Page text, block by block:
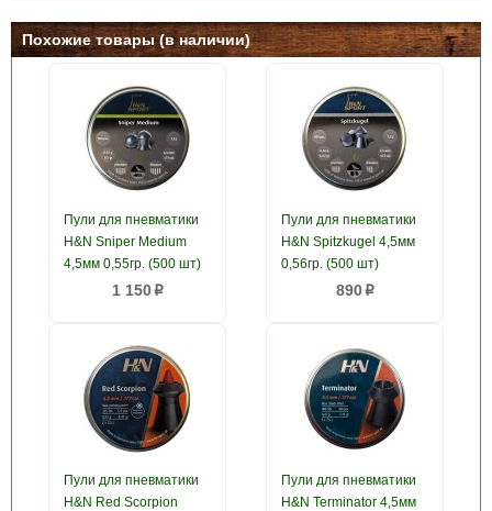
Похожие товары (в наличии)
Пули для пневматики
H&N Sniper Medium
4,5мм 0,55гр. (500 шт)
1 150p
Пули для пневматики
H&N Spitzkugel 4,5мм
0,56гр. (500 шт)
890p
Пули для пневматики
H&N Red Scorpion
Пули для пневматики
H&N Terminator 4,5мм